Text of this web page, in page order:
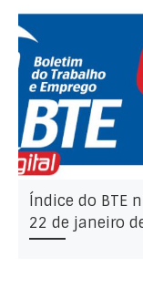
Índice do BTE
22 de janeiro